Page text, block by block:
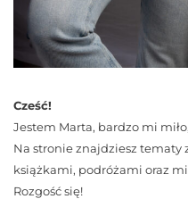
Cześć!
Jestem Marta, bardzo mi
Na stronie znajdziesz tematy
książkami, podróżami oraz
Rozgość się!